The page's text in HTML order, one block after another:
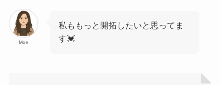
Moe
私ももっと開拓したいと思ってま
す💓